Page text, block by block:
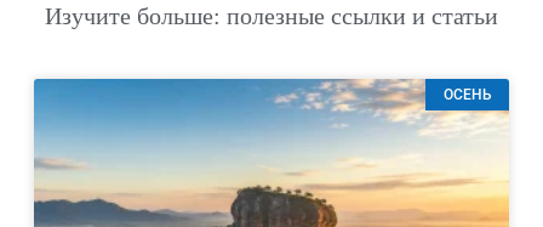
Изучите больше: полезные ссылки и статьи
ОСЕНЬ